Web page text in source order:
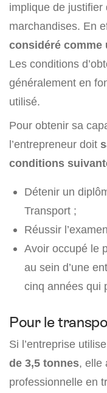
implique de justifier
marchandises. En
considéré comme
Les conditions
généralement en
utilisé.
Pour obtenir sa
l’entrepreneur doit
conditions
Détenir un
Transport ;
Réussir
Avoir occupé le
au sein d’une
cinq années qui
Pour le
Si l’entreprise
de 3,5 tonnes, elle
professionnelle en